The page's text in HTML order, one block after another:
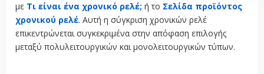
με Τι είναι ένα χρονικό ρελέ; ή το Σελίδα προϊόντος
χρονικού ρελέ. Αυτή η σύγκριση χρονικών ρελέ
επικεντρώνεται συγκεκριμένα στην απόφαση επιλογής
μεταξύ πολυλειτουργικών και μονολειτουργικών τύπων.